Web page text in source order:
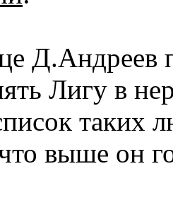
Д.Андреев
Лигу в
таких
выше он